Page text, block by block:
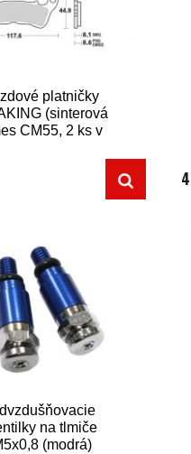
platničky
(sinterová
CM55, 2 ks v
na tlmiče
(modrá)